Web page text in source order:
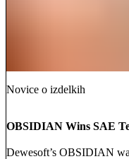
Novice o izdelkih
OBSIDIAN Wins SAE
Dewesoft’s OBSIDIAN